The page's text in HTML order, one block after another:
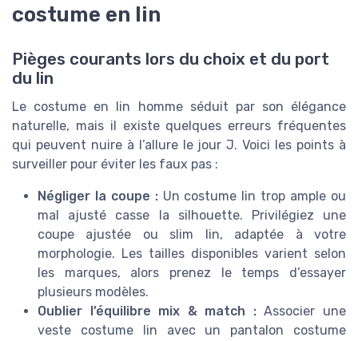
costume en lin
Pièges courants lors du choix et du port
du lin
Le costume en lin homme séduit par son élégance
naturelle, mais il existe quelques erreurs fréquentes
qui peuvent nuire à l’allure le jour J. Voici les points à
surveiller pour éviter les faux pas :
Négliger la coupe :Un costume lin trop ample ou
mal ajusté casse la silhouette. Privilégiez une
coupe ajustée ou slim lin, adaptée à votre
morphologie. Les tailles disponibles varient selon
les marques, alors prenez le temps d’essayer
plusieurs modèles.
Oublier l’équilibre mix & match :Associer une
veste costume lin avec un pantalon costume